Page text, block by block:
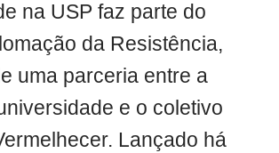
na USP faz parte do
da Resistência,
uma parceria entre a
e o coletivo
Lançado há